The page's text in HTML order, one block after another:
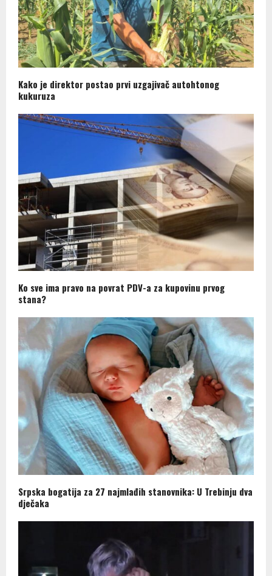
Kako je direktor postao prvi uzgajivač autohtonog
kukuruza
Ko sve ima pravo na povrat PDV-a za kupovinu prvog
stana?
Srpska bogatija za 27 najmlađih stanovnika: U Trebinju dva
dječaka